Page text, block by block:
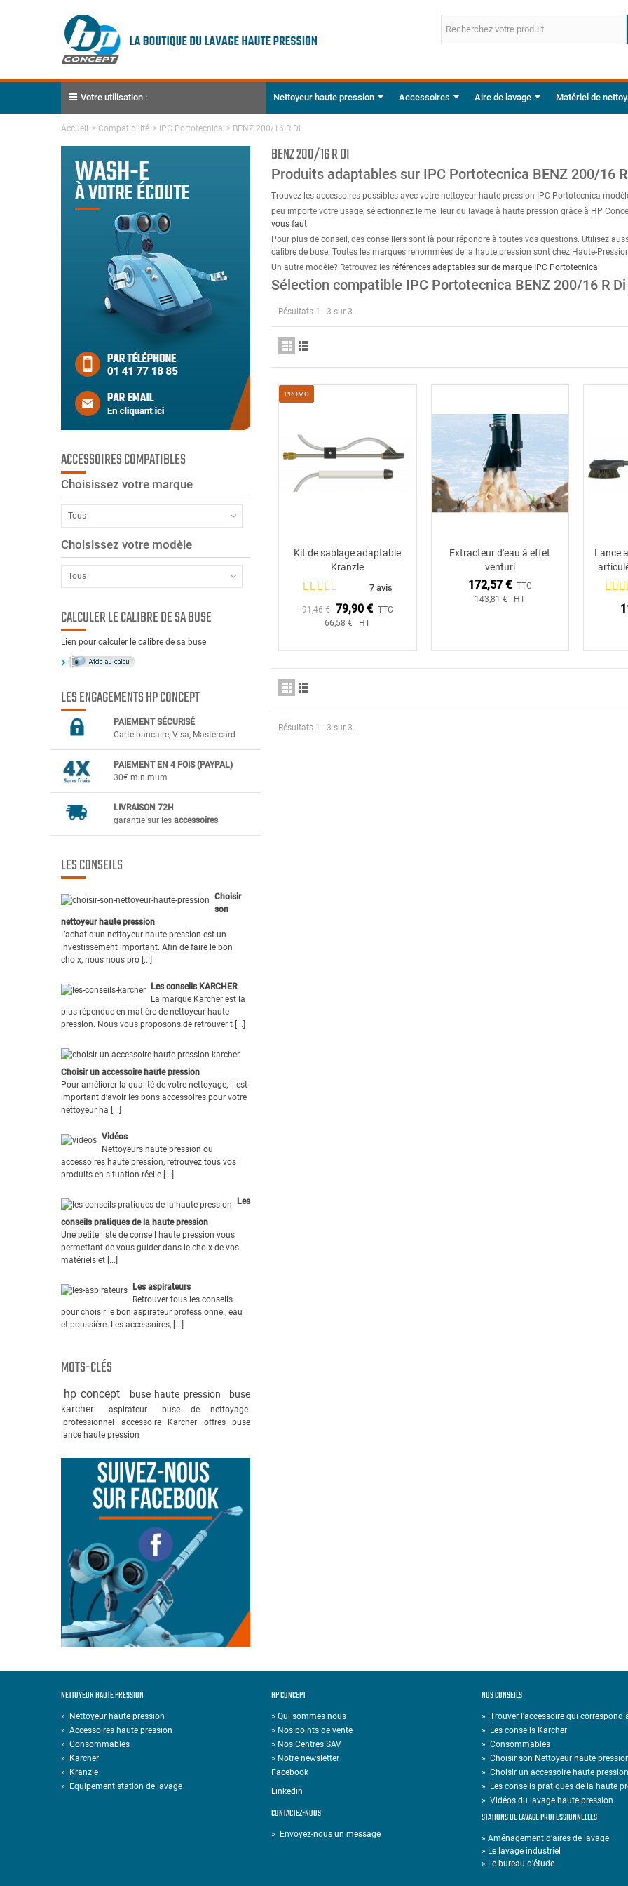
Votre utilisation : Nettoyeur haute pression Accessoires Aire de lavage Matériel de
Accueil > Compatibilité > IPC Portotecnica > BENZ 200/16 R Di
ACCESSOIRES COMPATIBLES
Choisissez votre marque
Tous
Choisissez votre modèle
Tous
CALCULER LE CALIBRE DE SA BUSE
Lien pour calculer le calibre de sa buse
LES ENGAGEMENTS HP CONCEPT
PAIEMENT SÉCURISÉ
Carte bancaire, Visa, Mastercard
PAIEMENT EN 4 FOIS (PAYPAL)
30€ minimum
LIVRAISON 72H
garantie sur les accessoires
LES CONSEILS
Choisir
son
nettoyeur haute pression
L’achat d’un nettoyeur haute pression est un
investissement important. Afin de faire le bon
choix, nous nous pro [...]
Les conseils KARCHER
La marque Karcher est la
plus répendue en matière de nettoyeur haute
pression. Nous vous proposons de retrouver t [...]
Choisir un accessoire haute pression
Pour améliorer la qualité de votre nettoyage, il est
important d’avoir les bons accessoires pour votre
nettoyeur ha [...]
Vidéos
Nettoyeurs haute pression ou
accessoires haute pression, retrouvez tous vos
produits en situation réelle [...]
Les
conseils pratiques de la haute pression
Une petite liste de conseil haute pression vous
permettant de vous guider dans le choix de vos
matériels et [...]
Les aspirateurs
Retrouver tous les conseils
pour choisir le bon aspirateur professionnel, eau
et poussière. Les accessoires, [...]
MOTS-CLÉS
hp concept buse haute pression
buse
karcher
aspirateur
buse de nettoyage
professionnel
accessoire Karcher offres
buse
lance haute pression
BENZ 200/16 R DI
Produits adaptables sur IPC Portotecnica BENZ 200/16
Trouvez les accessoires possibles avec votre nettoyeur haute pression IPC Portotecnica
peu importe votre usage, sélectionnez le meilleur du lavage à haute pression grâce à HP
vous faut.
Pour plus de conseil, des conseillers sont là pour répondre à toutes vos questions. Utilisez
calibre de buse. Toutes les marques renommées de la haute pression sont chez Haute-
Un autre modèle? Retrouvez les références adaptables sur de marque IPC Portotecnica.
Sélection compatible IPC Portotecnica BENZ 200/16 R Di
Résultats 1 - 3 sur 3.
PROMO
Ajouter au panier
Kit de sablage adaptable
Kranzle
7 avis
91,46 € 79,90 € TTC
66,58 € HT
Extracteur d'eau à effet
venturi
172,57 € TTC
143,81 € HT
Lance
Résultats 1 - 3 sur 3.
NETTOYEUR HAUTE PRESSION
» Nettoyeur haute pression
» Accessoires haute pression
» Consommables
» Karcher
» Kranzle
» Equipement station de lavage
HP CONCEPT
» Qui sommes nous
» Nos points de vente
» Nos Centres SAV
» Notre newsletter
Facebook
Linkedin
CONTACTEZ-NOUS
» Envoyez-nous un message
NOS CONSEILS
» Trouver l'accessoire qui correspond
» Les conseils Kärcher
» Consommables
» Choisir son Nettoyeur haute
» Choisir un accessoire haute
» Les conseils pratiques de la haute
» Vidéos du lavage haute pression
STATIONS DE LAVAGE PROFESSIONNELLES
» Aménagement d'aires de lavage
» Le lavage industriel
» Le bureau d'étude